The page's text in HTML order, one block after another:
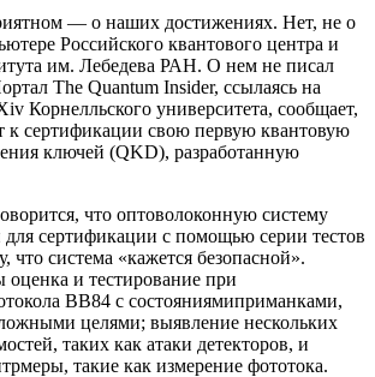
— ​о наших достижениях. Нет, не о
Российского квантового центра и
им. Лебедева РАН. О нем не писал
The Quantum Insider, ссылаясь на
Корнелльского университета, сообщает,
к сертификации свою первую квантовую
ключей (QKD), разработанную
что оптоволоконную систему
сертификации с помощью серии тестов
система «кажется безопасной».
и тестирование при
BB84 с состояниями­приманками,
целями; выявление нескольких
таких как атаки детекторов, и
такие как измерение фототока.